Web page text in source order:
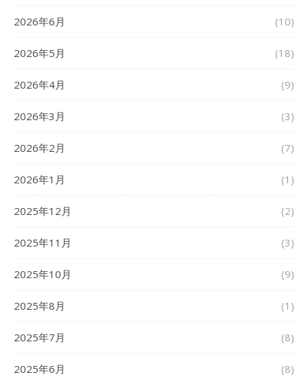
2026年6月 (10)
2026年5月 (18)
2026年4月 (9)
2026年3月 (3)
2026年2月 (7)
2026年1月 (1)
2025年12月 (2)
2025年11月 (3)
2025年10月 (9)
2025年8月 (1)
2025年7月 (8)
2025年6月 (8)